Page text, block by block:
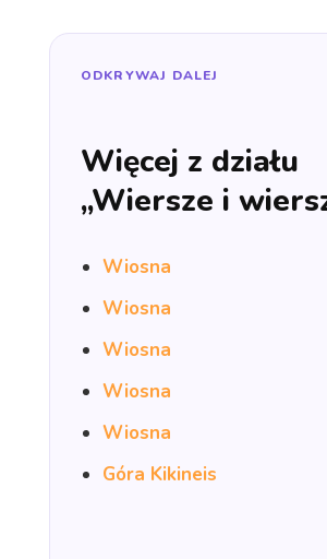
ODKRYWAJ DALEJ
Więcej z działu
„Wiersze i
Wiosna
Wiosna
Wiosna
Wiosna
Wiosna
Góra Kikineis